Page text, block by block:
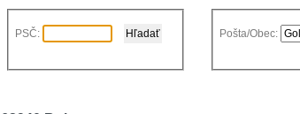
PSČ: Pošta/Obec: